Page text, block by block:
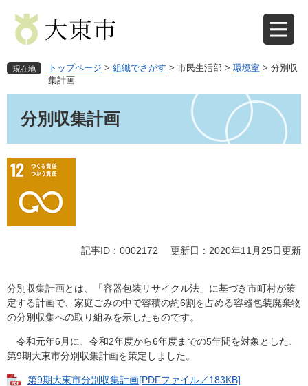
先
で
を
ば
現在地 トップページ > 組織でさがす > 市民生活部 > 環境室 > 分別収
集計画
分別収集計画
記事ID：0002172 更新日：2020年11月25日更新
分別収集計画とは、「容器包装リサイクル法」に基づき市町村が策
定する計画で、家庭ごみの中で容積の約6割を占める容器包装廃棄物
の分別収集への取り組みを示したものです。
令和元年6月に、令和2年度から6年度までの5年間を対象とした、
第9期大東市分別収集計画を策定しました。
第9期大東市分別収集計画[PDFファイル／183KB]